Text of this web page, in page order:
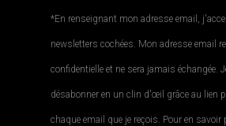
*En renseignant mon adresse email,
newsletters cochées. Mon adresse email
confidentielle et ne sera jamais échangée.
désabonner en un clin d'œil grâce au lien
chaque email que je reçois. Pour en